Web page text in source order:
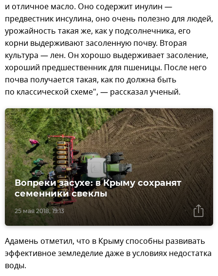
и отличное масло. Оно содержит инулин —
предвестник инсулина, оно очень полезно для людей,
урожайность такая же, как у подсолнечника, его
корни выдерживают засоленную почву. Вторая
культура — лен. Он хорошо выдерживает засоление,
хороший предшественник для пшеницы. После него
почва получается такая, как по должна быть
по классической схеме", — рассказал ученый.
25 мая 2018, 19:13
Вопреки засухе: в Крыму сохранят
семенники свеклы
Адамень отметил, что в Крыму способны развивать
эффективное земледелие даже в условиях недостатка
воды.